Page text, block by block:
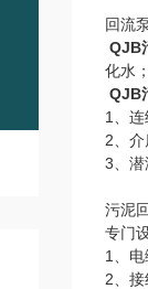
回流
QJB
化水
QJB
1、
2、
3、
污泥
专门
1、
2、